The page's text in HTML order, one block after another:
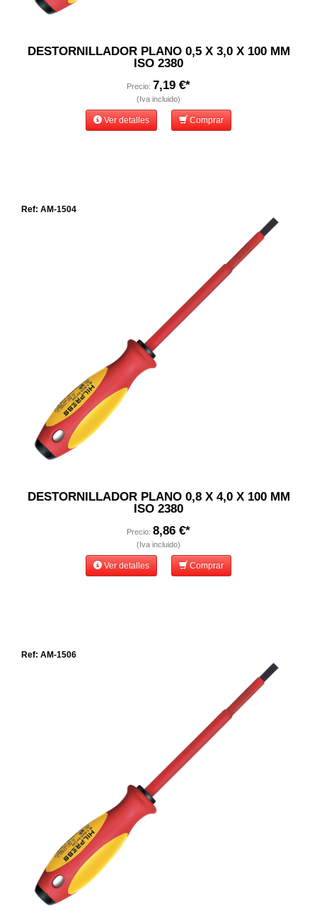
DESTORNILLADOR PLANO 0,5 X 3,0 X 100 MM
ISO 2380
Precio: 7,19 €*
(Iva incluido)
Ver detalles Comprar
Ref: AM-1504
DESTORNILLADOR PLANO 0,8 X 4,0 X 100 MM
ISO 2380
Precio: 8,86 €*
(Iva incluido)
Ver detalles Comprar
Ref: AM-1506